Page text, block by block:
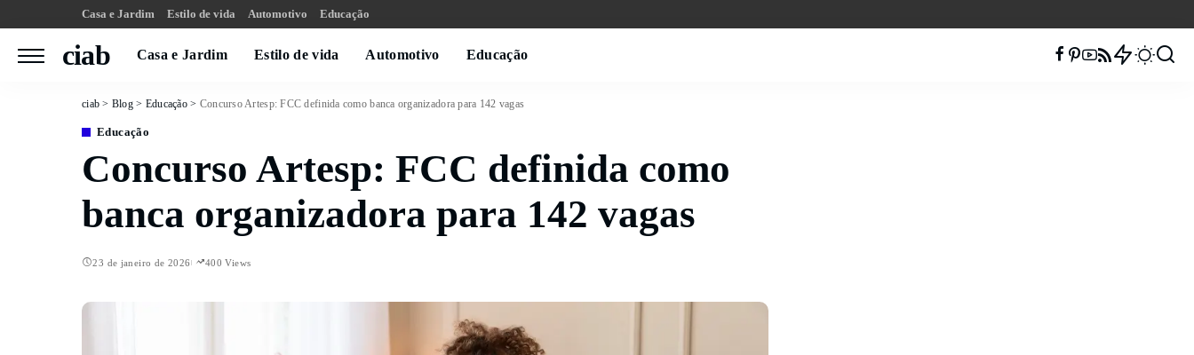
Casa e Jardim Estilo de vida Automotivo Educação
ciab Casa e Jardim Estilo de vida Automotivo Educação
ciab > Blog > Educação> Concurso Artesp: FCC definida como banca organizadora para 142 vagas
Educação
Concurso Artesp: FCC definida como
banca organizadora para 142 vagas
23 de janeiro de 2026 400 Views